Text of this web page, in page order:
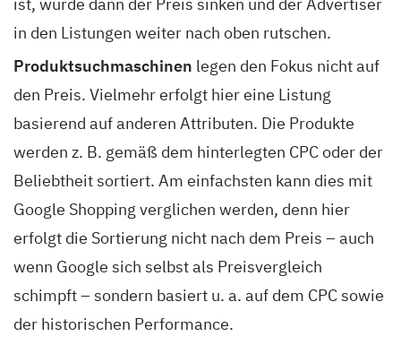
in den Listungen weiter nach oben rutschen.
Produktsuchmaschinen legen den Fokus nicht auf
den Preis. Vielmehr erfolgt hier eine Listung
basierend auf anderen Attributen. Die Produkte
werden z. B. gemäß dem hinterlegten CPC oder der
Beliebtheit sortiert. Am einfachsten kann dies mit
Google Shopping verglichen werden, denn hier
erfolgt die Sortierung nicht nach dem Preis – auch
wenn Google sich selbst als Preisvergleich
schimpft – sondern basiert u. a. auf dem CPC sowie
der historischen Performance.